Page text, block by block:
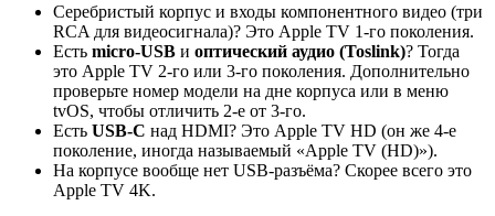
Серебристый корпус и входы компонентного видео (три
RCA для видеосигнала)? Это Apple TV 1‑го поколения.
Есть micro‑USB и оптический аудио (Toslink)? Тогда
это Apple TV 2‑го или 3‑го поколения. Дополнительно
проверьте номер модели на дне корпуса или в меню
tvOS, чтобы отличить 2-е от 3‑го.
Есть USB‑C над HDMI? Это Apple TV HD (он же 4‑е
поколение, иногда называемый «Apple TV (HD)»).
На корпусе вообще нет USB‑разъёма? Скорее всего это
Apple TV 4K.